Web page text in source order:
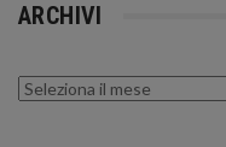
ARCHIVI
Archivi